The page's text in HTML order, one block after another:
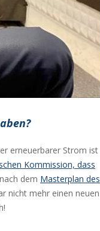
erneuerbarer Strom ist
Kommission, dass
dem Masterplan des
nicht mehr einen neuen